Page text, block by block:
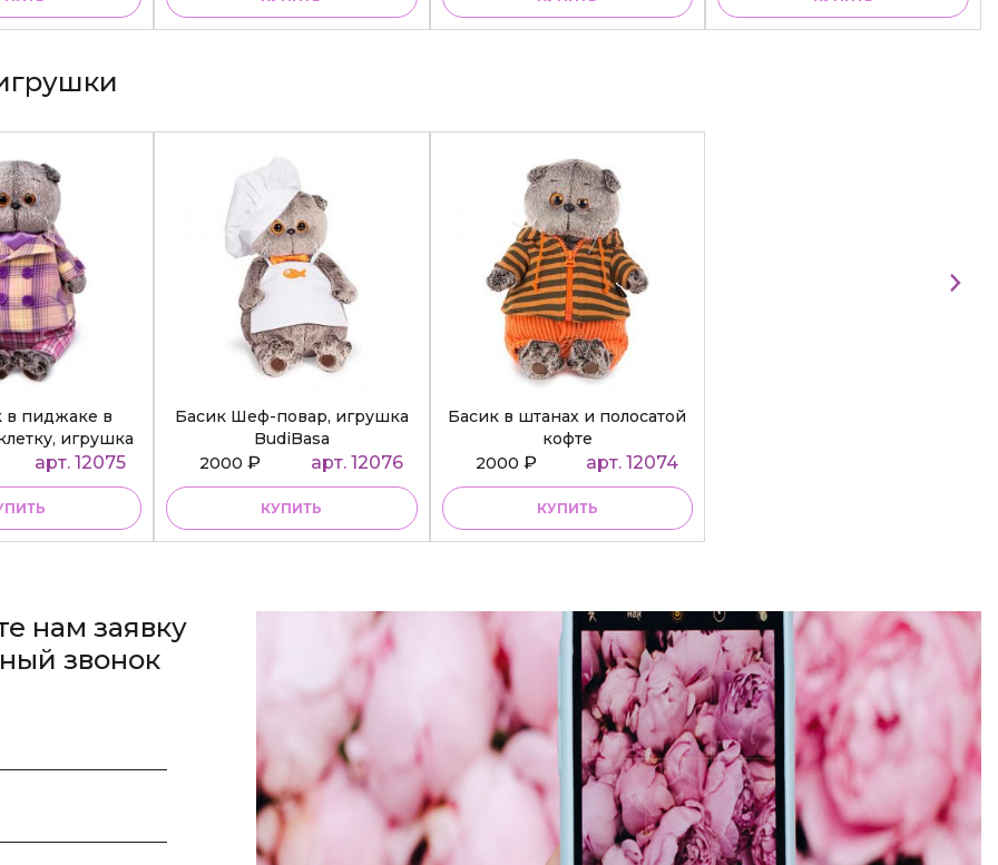
в пиджаке в
игрушка
арт. 12075
Басик Шеф-повар, игрушка
BudiBasa
2000₽ арт. 12076
КУПИТЬ
Басик в штанах и полосатой
кофте
2000 ₽ арт. 12074
КУПИТЬ
нам заявку
звонок